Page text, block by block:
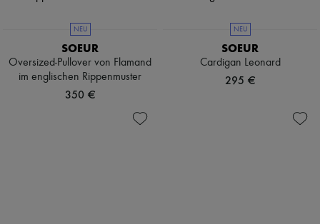
NEU
SOEUR
Oversized-Pullover von Flamand
im englischen Rippenmuster
350 €
NEU
SOEUR
Cardigan Leonard
295 €